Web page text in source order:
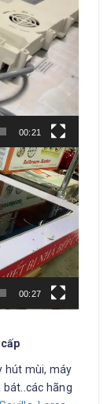
00:21
00:27
hút mùi, máy
hãng